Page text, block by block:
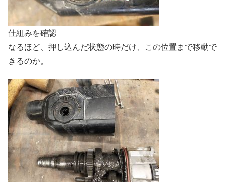
仕組みを確認
なるほど、押し込んだ状態の時だけ、この位置まで移動で
きるのか。